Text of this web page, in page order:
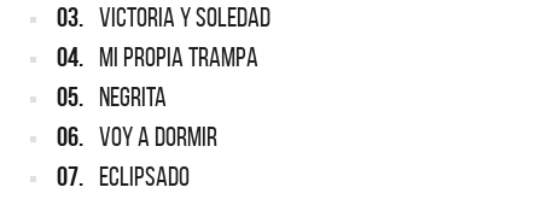
03. VICTORIA Y SOLEDAD
04. MI PROPIA TRAMPA
05. NEGRITA
06. VOY A DORMIR
07. ECLIPSADO